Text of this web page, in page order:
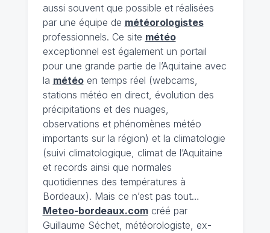
aussi souvent que possible et réalisées
par une équipe de météorologistes
professionnels. Ce site météo
exceptionnel est également un portail
pour une grande partie de l’Aquitaine avec
la météoen temps réel (webcams,
stations météo en direct, évolution des
précipitations et des nuages,
observations et phénomènes météo
importants sur la région) et la climatologie
(suivi climatologique, climat de l’Aquitaine
et records ainsi que normales
quotidiennes des températures à
Bordeaux). Mais ce n’est pas tout…
Meteo-bordeaux.comcréé par
Guillaume Séchet, météorologiste, ex-